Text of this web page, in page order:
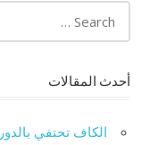
أحدث المقالات
الكاف تحتفي